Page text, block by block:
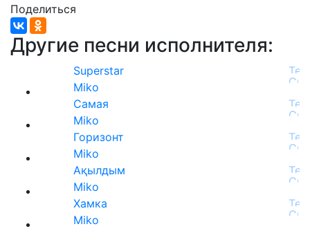
Поделиться
Другие песни исполнителя:
Superstar
Miko
Самая
Miko
Горизонт
Miko
Ақылдым
Miko
Хамка
Miko